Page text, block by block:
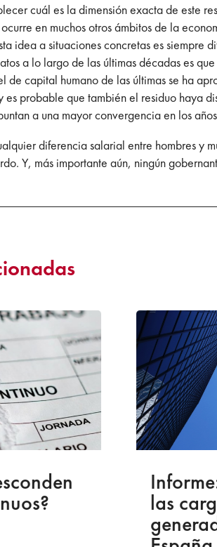
cuál es la dimensión exacta de este
en muchos otros ámbitos de la
idea a situaciones concretas es
a lo largo de las últimas décadas es
capital humano de las últimas se ha
probable que también el residuo haya
a una mayor convergencia en los
diferencia salarial entre hombres y
Y, más importante aún, ningún
las